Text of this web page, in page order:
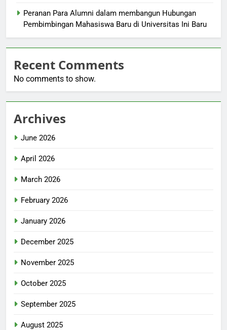
Peranan Para Alumni dalam membangun Hubungan
Pembimbingan Mahasiswa Baru di Universitas Ini Baru
Recent Comments
No comments to show.
Archives
June 2026
April 2026
March 2026
February 2026
January 2026
December 2025
November 2025
October 2025
September 2025
August 2025